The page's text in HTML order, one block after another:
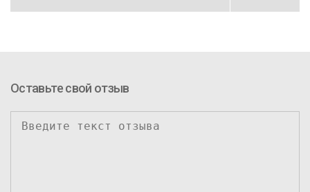
Оставьте свой отзыв